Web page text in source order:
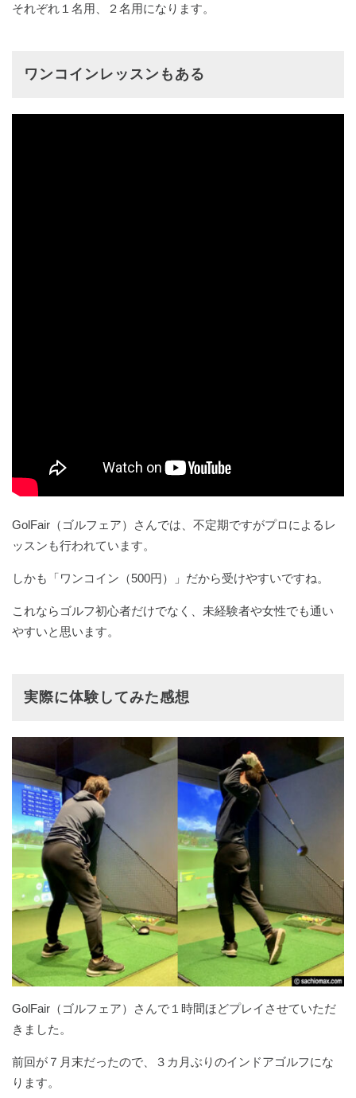
それぞれ１名用、２名用になります。
ワンコインレッスンもある
GolFair（ゴルフェア）さんでは、不定期ですがプロによるレ
ッスンも行われています。
しかも「ワンコイン（500円）」だから受けやすいですね。
これならゴルフ初心者だけでなく、未経験者や女性でも通い
やすいと思います。
実際に体験してみた感想
GolFair（ゴルフェア）さんで１時間ほどプレイさせていただ
きました。
前回が７月末だったので、３カ月ぶりのインドアゴルフにな
ります。